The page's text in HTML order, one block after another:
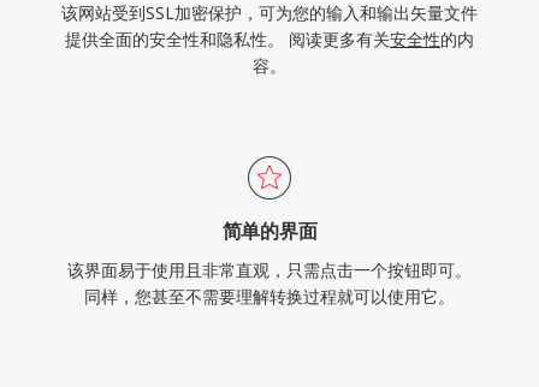
该网站受到SSL加密保护，可为您的输入和输出矢量文件
提供全面的安全性和隐私性。 阅读更多有关安全性的内
容。
简单的界面
该界面易于使用且非常直观，只需点击一个按钮即可。
同样，您甚至不需要理解转换过程就可以使用它。